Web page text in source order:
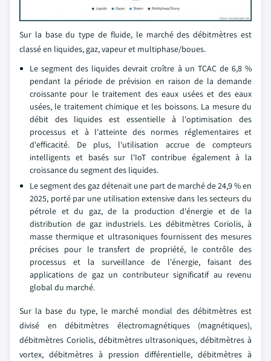
Sur la base du type de fluide, le marché des débitmètres est
classé en liquides, gaz, vapeur et multiphase/boues.
Le segment des liquides devrait croître à un TCAC de 6,8 %
pendant la période de prévision en raison de la demande
croissante pour le traitement des eaux usées et des eaux
usées, le traitement chimique et les boissons. La mesure du
débit des liquides est essentielle à l'optimisation des
processus et à l'atteinte des normes réglementaires et
d'efficacité. De plus, l'utilisation accrue de compteurs
intelligents et basés sur l'IoT contribue également à la
croissance du segment des liquides.
Le segment des gaz détenait une part de marché de 24,9 % en
2025, porté par une utilisation extensive dans les secteurs du
pétrole et du gaz, de la production d'énergie et de la
distribution de gaz industriels. Les débitmètres Coriolis, à
masse thermique et ultrasoniques fournissent des mesures
précises pour le transfert de propriété, le contrôle des
processus et la surveillance de l'énergie, faisant des
applications de gaz un contributeur significatif au revenu
global du marché.
Sur la base du type, le marché mondial des débitmètres est
divisé en débitmètres électromagnétiques (magnétiques),
débitmètres Coriolis, débitmètres ultrasoniques, débitmètres à
vortex, débitmètres à pression différentielle, débitmètres à